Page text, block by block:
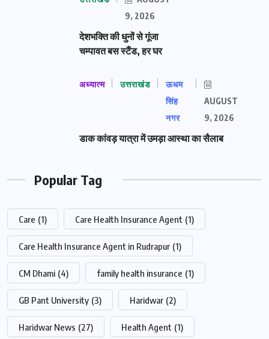
9, 2026
देशभक्ति की धुनों से गूंजा
चम्पावत बस स्टैंड, हर घर
अध्यात्म उत्तराखंड
ऊधम
सिंह
नगर
AUGUST
9, 2026
डाक कांवड़ यात्रा में उमड़ा आस्था का सैलाब
Popular Tag
Care (1) Care Health Insurance Agent (1)
Care Health Insurance Agent in Rudrapur (1)
CM Dhami (4) family health insurance (1)
GB Pant University (3) Haridwar (2)
Haridwar News (27) Health Agent (1)